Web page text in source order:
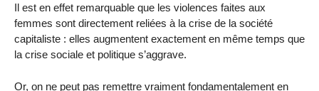
Il est en effet remarquable que les violences faites aux
femmes sont directement reliées à la crise de la société
capitaliste : elles augmentent exactement en même temps que
la crise sociale et politique s’aggrave.
Or, on ne peut pas remettre vraiment fondamentalement en